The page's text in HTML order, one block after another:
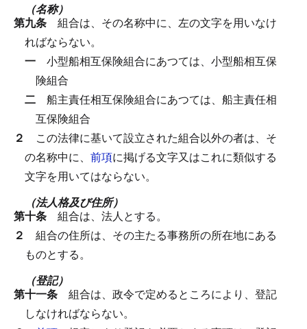
（名称）
第九条 組合は、その名称中に、左の文字を用いなけ
ればならない。
一 小型船相互保険組合にあつては、小型船相互保
険組合
二 船主責任相互保険組合にあつては、船主責任相
互保険組合
２ この法律に基いて設立された組合以外の者は、そ
の名称中に、 前項に掲げる文字又はこれに類似する
文字を用いてはならない。
（法人格及び住所）
第十条 組合は、法人とする。
２ 組合の住所は、その主たる事務所の所在地にある
ものとする。
（登記）
第十一条 組合は、政令で定めるところにより、登記
しなければならない。